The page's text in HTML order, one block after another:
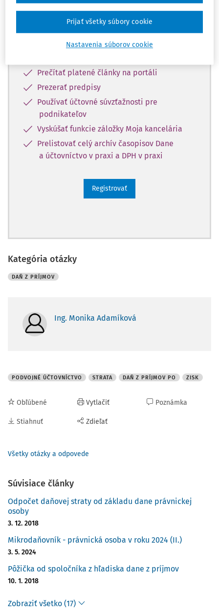
Zaregistrujte sa a získajte
zadarmo prístup k vybranému obsahu na
10 dní.
Prečítať platené články na portáli
Prezerať predpisy
Používať účtovné súvzťažnosti pre
podnikateľov
Vyskúšať funkcie záložky Moja kancelária
Prelistovať celý archív časopisov Dane
a účtovníctvo v praxi a DPH v praxi
Registrovať
Kategória otázky
DAŇ Z PRÍJMOV
Ing. Monika Adamíková
PODVOJNÉ ÚČTOVNÍCTVO STRATA DAŇ Z PRÍJMOV PO ZISK
Obľúbené
Stiahnuť
Vytlačiť
Zdieľať
Poznámka
Všetky otázky a odpovede
Súvisiace články
Odpočet daňovej straty od základu dane právnickej
osoby
3. 12. 2018
Mikrodaňovník - právnická osoba v roku 2024 (II.)
3. 5. 2024
Pôžička od spoločníka z hľadiska dane z príjmov
10. 1. 2018
Zobraziť všetko (17)
Nastavenia súborov cookie
Prijať všetky súbory cookie